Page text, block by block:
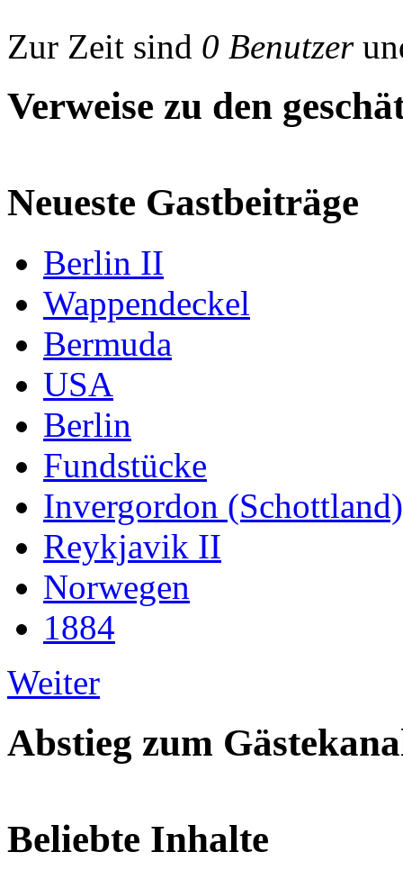
Zur Zeit sind 0 Benutzer
Verweise zu den
Neueste Gastbeiträge
Berlin II
Wappendeckel
Bermuda
USA
Berlin
Fundstücke
Invergordon (Schottland)
Reykjavik II
Norwegen
1884
Weiter
Abstieg zum
Beliebte Inhalte